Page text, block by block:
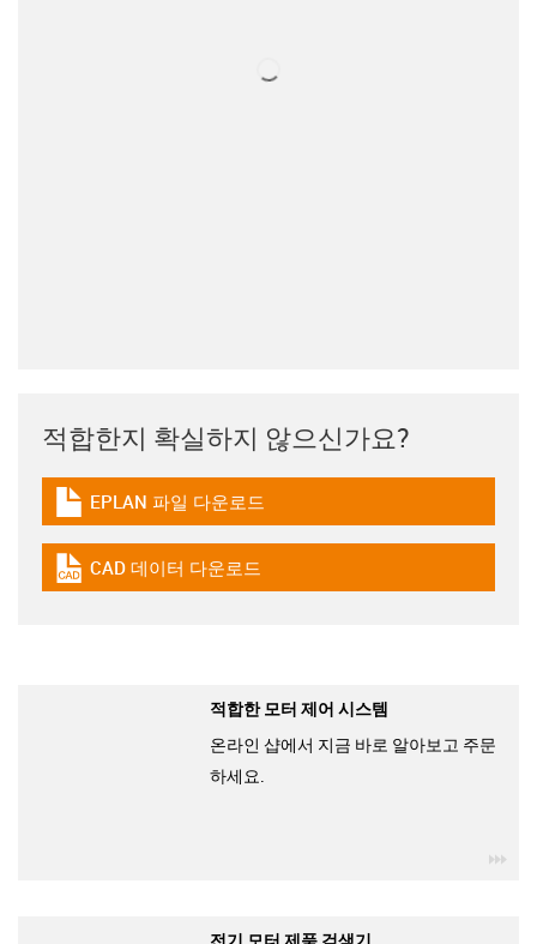
적합한지 확실하지 않으신가요?
igus-icon-download-plan
EPLAN 파일 다운로드
igus-icon-cad-dateien
CAD 데이터 다운로드
적합한 모터 제어 시스템
온라인 샵에서 지금 바로 알아보고 주문
하세요.